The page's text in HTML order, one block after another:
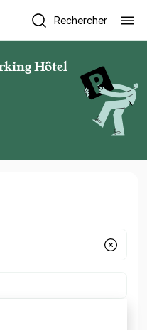
Rechercher
Hôtel
?